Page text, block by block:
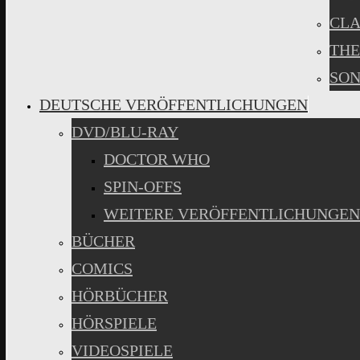
DEUTSCHE VERÖFFENTLICHUNGEN
DVD/BLU-RAY
DOCTOR WHO
SPIN-OFFS
WEITERE VERÖFFENTLICHUNGEN
BÜCHER
COMICS
HÖRBÜCHER
HÖRSPIELE
VIDEOSPIELE